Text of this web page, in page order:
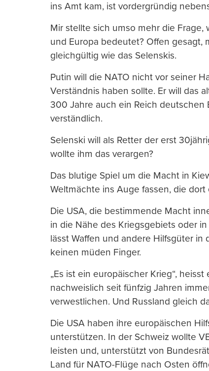
ins Amt kam, ist vordergründig
Mir stellte sich umso mehr die
und Europa bedeutet? Offen gesagt,
gleichgültig wie das Selenskis.
Putin will die NATO nicht vor seiner
Verständnis haben sollte. Er will das
300 Jahre auch ein Reich deutschen
verständlich.
Selenski will als Retter der erst
wollte ihm das verargen?
Das blutige Spiel um die Macht in
Weltmächte ins Auge fassen, die
Die USA, die bestimmende Macht
in die Nähe des Kriegsgebiets oder
lässt Waffen und andere Hilfsgüter
keinen müden Finger.
„Es ist ein europäischer Krieg“,
nachweislich seit fünfzig Jahren
verwestlichen. Und Russland gleich
Die USA haben ihre europäischen
unterstützen. In der Schweiz wollte
leisten und, unterstützt von
Land für NATO-Flüge nach Osten